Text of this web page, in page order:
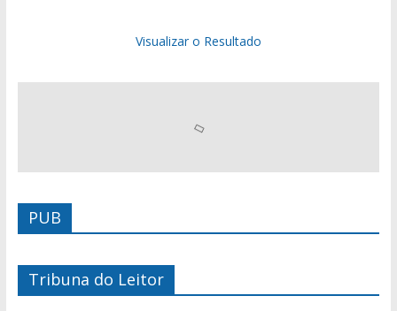
Visualizar o Resultado
PUB
Tribuna do Leitor